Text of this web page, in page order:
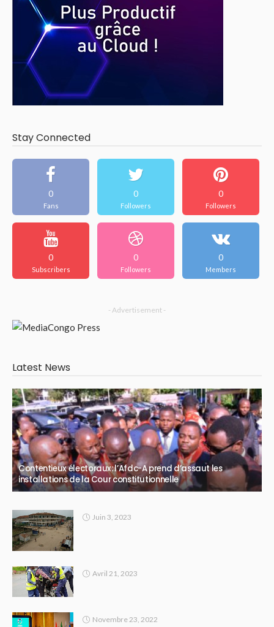
Stay Connected
0
Fans
0
Followers
0
Followers
0
Subscribers
0
Followers
0
Members
- Advertisement -
Latest News
Contentieux électoraux: l’Afdc-A prend d’assaut les
installations de la Cour constitutionnelle
Juin 3, 2023
Avril 21, 2023
Novembre 23, 2022